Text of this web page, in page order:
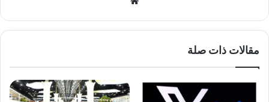
الوي
مقالات ذات صلة